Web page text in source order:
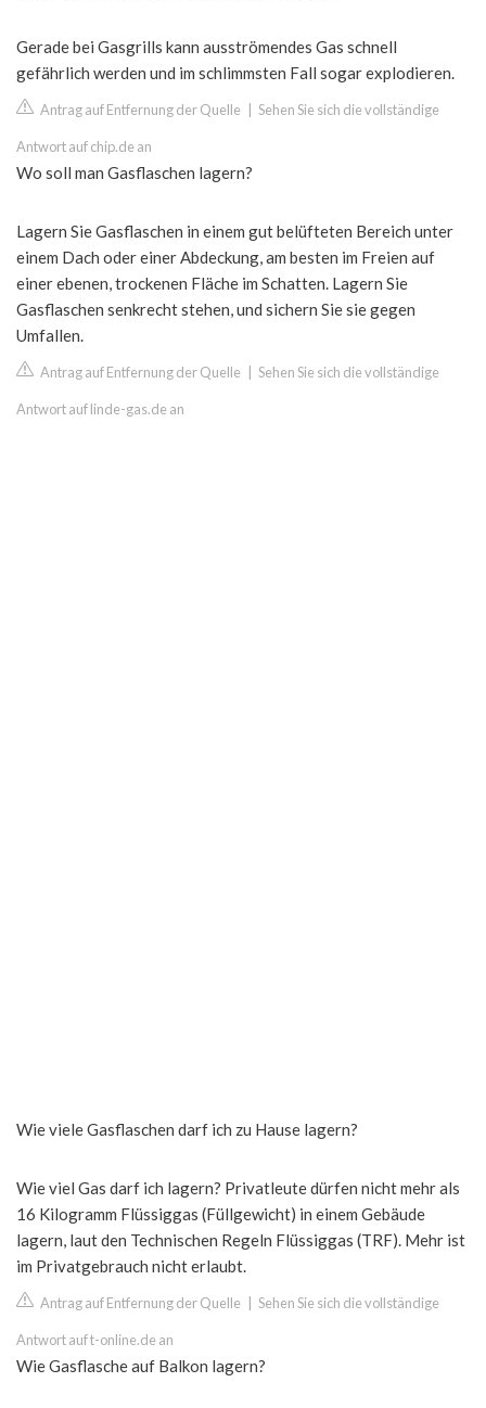
Gerade bei Gasgrills kann ausströmendes Gas schnell
gefährlich werden und im schlimmsten Fall sogar explodieren.
Antrag auf Entfernung der Quelle Sehen Sie sich die vollständige
Antwort auf chip.de an
Wo soll man Gasflaschen lagern?
Lagern Sie Gasflaschen in einem gut belüfteten Bereich unter
einem Dach oder einer Abdeckung, am besten im Freien auf
einer ebenen, trockenen Fläche im Schatten. Lagern Sie
Gasflaschen senkrecht stehen, und sichern Sie sie gegen
Umfallen.
Antrag auf Entfernung der Quelle Sehen Sie sich die vollständige
Antwort auf linde-gas.de an
Wie viele Gasflaschen darf ich zu Hause lagern?
Wie viel Gas darf ich lagern? Privatleute dürfen nicht mehr als
16 Kilogramm Flüssiggas (Füllgewicht) in einem Gebäude
lagern, laut den Technischen Regeln Flüssiggas (TRF). Mehr ist
im Privatgebrauch nicht erlaubt.
Antrag auf Entfernung der Quelle Sehen Sie sich die vollständige
Antwort auf t-online.de an
Wie Gasflasche auf Balkon lagern?